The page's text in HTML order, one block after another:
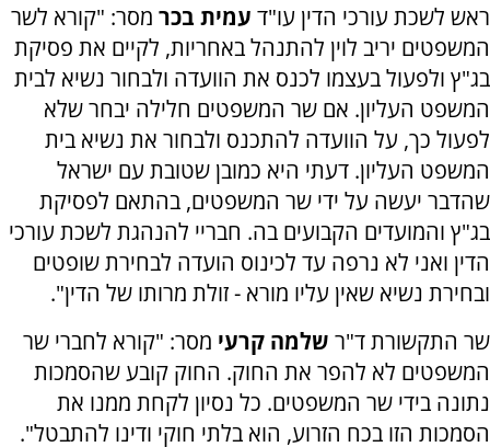
ראש לשכת עורכי הדין עו"ד עמית בכר מסר: "קורא לשר
המשפטים יריב לוין להתנהל באחריות, לקיים את פסיקת
בג"ץ ולפעול בעצמו לכנס את הוועדה ולבחור נשיא לבית
המשפט העליון. אם שר המשפטים חלילה יבחר שלא
לפעול כך, על הוועדה להתכנס ולבחור את נשיא בית
המשפט העליון. דעתי היא כמובן שטובת עם ישראל
שהדבר יעשה על ידי שר המשפטים, בהתאם לפסיקת
בג"ץ והמועדים הקבועים בה. חבריי להנהגת לשכת עורכי
הדין ואני לא נרפה עד לכינוס הועדה לבחירת שופטים
ובחירת נשיא שאין עליו מורא - זולת מרותו של הדין".
שר התקשורת ד"ר שלמה קרעי מסר: "קורא לחברי שר
המשפטים לא להפר את החוק. החוק קובע שהסמכות
נתונה בידי שר המשפטים. כל נסיון לקחת ממנו את
הסמכות הזו בכח הזרוע, הוא בלתי חוקי ודינו להתבטל".